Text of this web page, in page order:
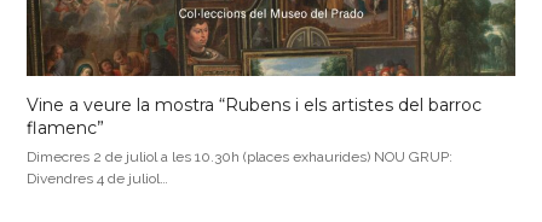
Vine a veure la mostra “Rubens i els artistes del barroc
flamenc”
Dimecres 2 de juliol a les 10.30h (places exhaurides) NOU GRUP:
Divendres 4 de juliol…